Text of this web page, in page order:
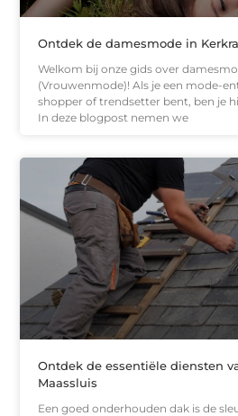
Ontdek de damesmode in
Welkom bij onze gids over
(Vrouwenmode)! Als je een mode-
shopper of trendsetter bent, ben je
In deze blogpost nemen we
Ontdek de essentiële diensten
Maassluis
Een goed onderhouden dak is de